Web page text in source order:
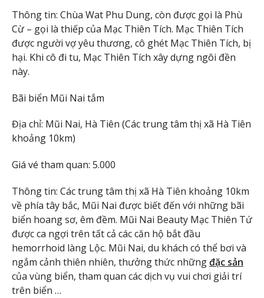
Thông tin: Chùa Wat Phu Dung, còn được gọi là Phù
Cừ – gọi là thiếp của Mạc Thiên Tích. Mạc Thiên Tích
được người vợ yêu thương, cô ghét Mạc Thiên Tích, bị
hại. Khi cô đi tu, Mạc Thiên Tích xây dựng ngôi đền
này.
Bãi biển Mũi Nai tắm
Địa chỉ: Mũi Nai, Hà Tiên (Các trung tâm thị xã Hà Tiên
khoảng 10km)
Giá vé tham quan: 5.000
Thông tin: Các trung tâm thị xã Hà Tiên khoảng 10km
về phía tây bắc, Mũi Nai được biết đến với những bãi
biển hoang sơ, êm đềm. Mũi Nai Beauty Mạc Thiên Tứ
được ca ngợi trên tất cả các căn hộ bắt đầu
hemorrhoid làng Lộc. Mũi Nai, du khách có thể bơi và
ngắm cảnh thiên nhiên, thưởng thức nhữngđặc sản
của vùng biển, tham quan các dịch vụ vui chơi giải trí
trên biển …